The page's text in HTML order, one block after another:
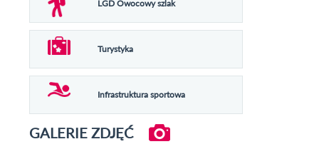
LGD Owocowy szlak
Turystyka
Infrastruktura sportowa
GALERIE ZDJĘĆ